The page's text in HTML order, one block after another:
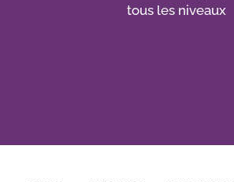
tous les niveaux